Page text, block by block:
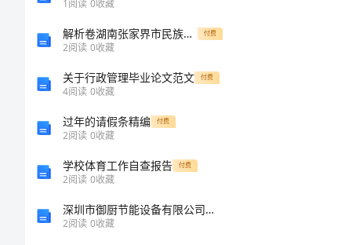
2024
1阅读 0收藏
解析卷湖南张家界市民族中学物理八年级下册从粒子到宇宙专题练习练习题（含答案解析） 付费
2阅读 0收藏
关于行政管理毕业论文范文 付费
4阅读 0收藏
过年的请假条精编 付费
2阅读 0收藏
学校体育工作自查报告 付费
2阅读 0收藏
深圳市御厨节能设备有限公司介绍企业发展分析报告
2阅读 0收藏